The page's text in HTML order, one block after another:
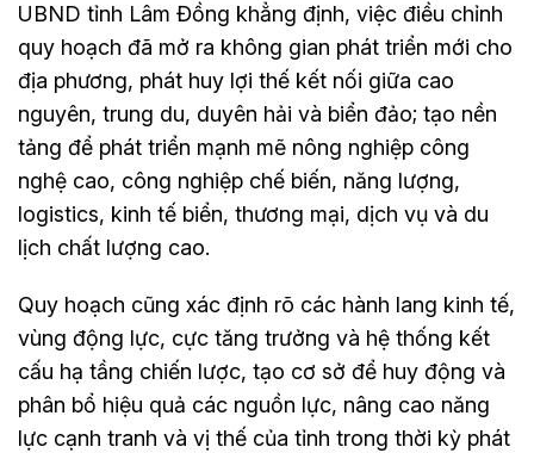
UBND tỉnh Lâm Đồng khẳng định, việc điều chỉnh
quy hoạch đã mở ra không gian phát triển mới cho
địa phương, phát huy lợi thế kết nối giữa cao
nguyên, trung du, duyên hải và biển đảo; tạo nền
tảng để phát triển mạnh mẽ nông nghiệp công
nghệ cao, công nghiệp chế biến, năng lượng,
logistics, kinh tế biển, thương mại, dịch vụ và du
lịch chất lượng cao.
Quy hoạch cũng xác định rõ các hành lang kinh tế,
vùng động lực, cực tăng trưởng và hệ thống kết
cấu hạ tầng chiến lược, tạo cơ sở để huy động và
phân bổ hiệu quả các nguồn lực, nâng cao năng
lực cạnh tranh và vị thế của tỉnh trong thời kỳ phát